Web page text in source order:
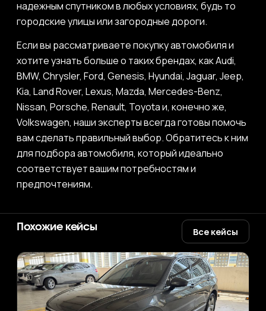
надежным спутником в любых условиях, будь то
городские улицы или загородные дороги.
Если вы рассматриваете покупку автомобиля и
хотите узнать больше о таких брендах, как Audi,
BMW, Chrysler, Ford, Genesis, Hyundai, Jaguar, Jeep,
Kia, Land Rover, Lexus, Mazda, Mercedes-Benz,
Nissan, Porsche, Renault, Toyota и, конечно же,
Volkswagen, наши эксперты всегда готовы помочь
вам сделать правильный выбор. Обратитесь к ним
для подбора автомобиля, который идеально
соответствует вашим потребностям и
предпочтениям.
Похожие кейсы Все кейсы